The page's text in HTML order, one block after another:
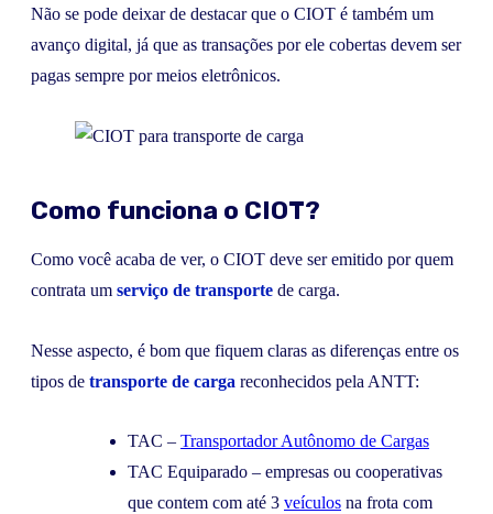
Não se pode deixar de destacar que o CIOT é também um
avanço digital, já que as transações por ele cobertas devem ser
pagas sempre por meios eletrônicos.
Como funciona o CIOT?
Como você acaba de ver, o CIOT deve ser emitido por quem
contrata um serviço de transporte de carga.
Nesse aspecto, é bom que fiquem claras as diferenças entre os
tipos de transporte de carga reconhecidos pela ANTT:
TAC – Transportador Autônomo de Cargas
TAC Equiparado – empresas ou cooperativas
que contem com até 3 veículos na frota com